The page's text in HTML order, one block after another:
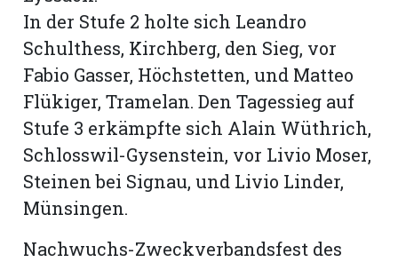
In der Stufe 2 holte sich Leandro
Schulthess, Kirchberg, den Sieg, vor
Fabio Gasser, Höchstetten, und Matteo
Flükiger, Tramelan. Den Tagessieg auf
Stufe 3 erkämpfte sich Alain Wüthrich,
Schlosswil-Gysenstein, vor Livio Moser,
Steinen bei Signau, und Livio Linder,
Münsingen.
Nachwuchs-Zweckverbandsfest des